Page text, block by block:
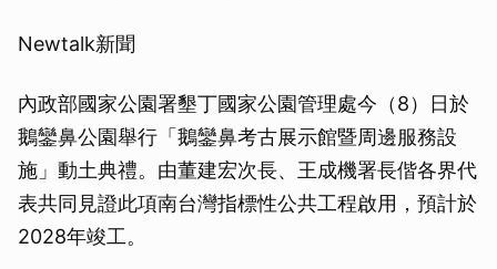
Newtalk新聞
內政部國家公園署墾丁國家公園管理處今（8）日於
鵝鑾鼻公園舉行「鵝鑾鼻考古展示館暨周邊服務設
施」動土典禮。由董建宏次長、王成機署長偕各界代
表共同見證此項南台灣指標性公共工程啟用，預計於
2028年竣工。